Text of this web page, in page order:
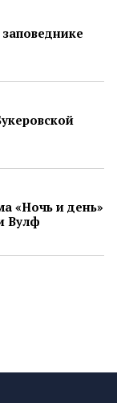
«Ночь и день»
Вулф